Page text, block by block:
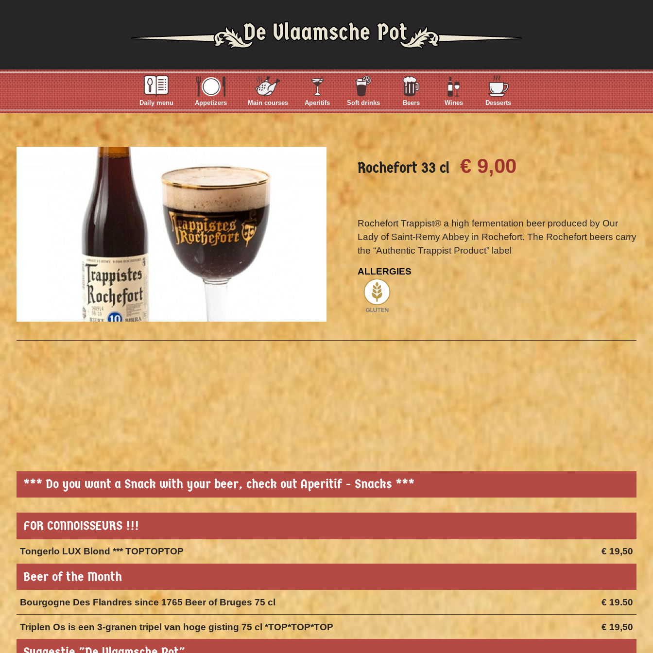
Daily menu Appetizers Main courses Aperitifs Soft drinks Beers Wines Desserts
Rochefort 33 cl € 9,00
Rochefort Trappist® a high fermentation beer produced by Our
Lady of Saint-Remy Abbey in Rochefort. The Rochefort beers carry
the “Authentic Trappist Product” label
ALLERGIES
*** Do you want a Snack with your beer, check out Aperitif - Snacks ***
FOR CONNOISSEURS !!!
€ 19,50
Tongerlo LUX Blond *** TOPTOPTOP
Beer of the Month
€ 19.50
Bourgogne Des Flandres since 1765 Beer of Bruges 75 cl
€ 19,50
Triplen Os is een 3-granen tripel van hoge gisting 75 cl *TOP*TOP*TOP